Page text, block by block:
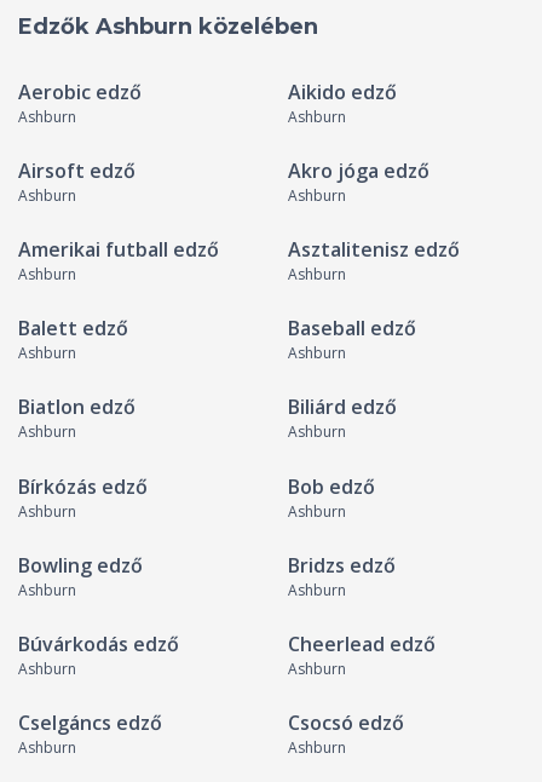
Edzők Ashburn közelében
Aerobic edző
Ashburn
Aikido edző
Ashburn
Airsoft edző
Ashburn
Akro jóga edző
Ashburn
Amerikai futball edző
Ashburn
Asztalitenisz edző
Ashburn
Balett edző
Ashburn
Baseball edző
Ashburn
Biatlon edző
Ashburn
Biliárd edző
Ashburn
Bírkózás edző
Ashburn
Bob edző
Ashburn
Bowling edző
Ashburn
Bridzs edző
Ashburn
Búvárkodás edző
Ashburn
Cheerlead edző
Ashburn
Cselgáncs edző
Ashburn
Csocsó edző
Ashburn